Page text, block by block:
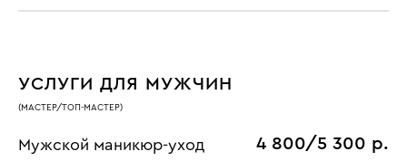
УСЛУГИ ДЛЯ МУЖЧИН
(МАСТЕР/ТОП-МАСТЕР)
Мужской маникюр-уход
4 800/5 300 р.